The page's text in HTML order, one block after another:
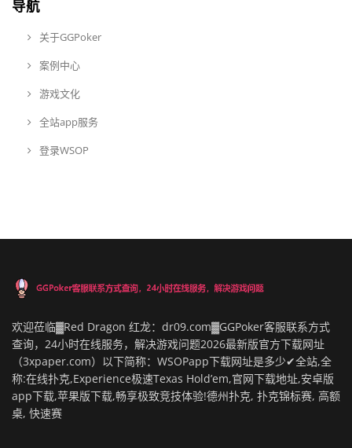
导航
关于GGPoker
案例中心
游戏文化
全站app服务
登录WSOP
欢迎莅临▓Red Dragon 红龙：dr09.com▓GGPoker客服联系方式
查询，24小时在线服务，解决游戏问题2026最新版官方下载网址
（3xpaper.com）以下简称：WSOPapp下载网址是多少✔全站,全
称:在线扑克,Experience极速Texas Hold’em,官网下载地址,安卓版
app下载,苹果版下载,畅享极致竞技体验!德州扑克, 扑克锦标赛, 高额
桌, 快速赛